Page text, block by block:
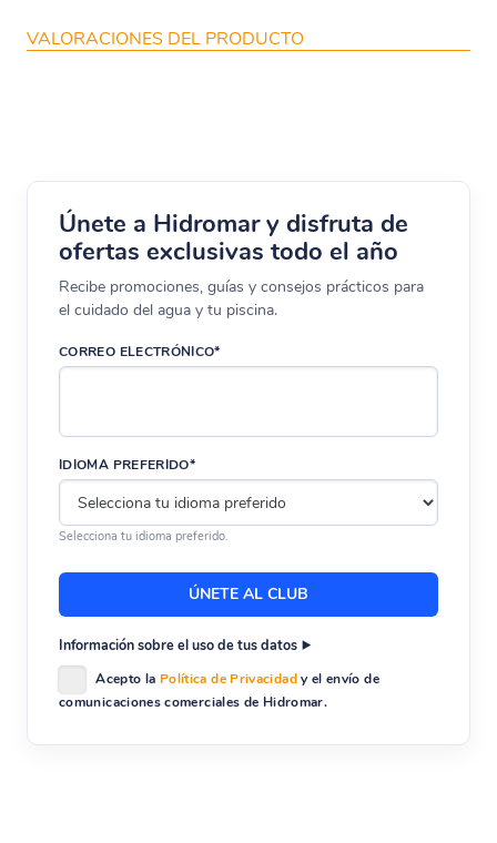
VALORACIONES DEL PRODUCTO
Únete a Hidromar y disfruta de
ofertas exclusivas todo el año
Recibe promociones, guías y consejos prácticos para
el cuidado del agua y tu piscina.
CORREO ELECTRÓNICO*
IDIOMA PREFERIDO*
Selecciona tu idioma preferido.
Información sobre el uso de tus datos
Acepto la Política de Privacidady el envío de
comunicaciones comerciales de Hidromar.